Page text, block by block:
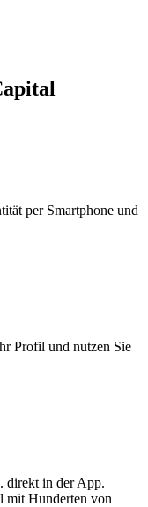
per Smartphone und
Profil und nutzen Sie
direkt in der App.
mit Hunderten von